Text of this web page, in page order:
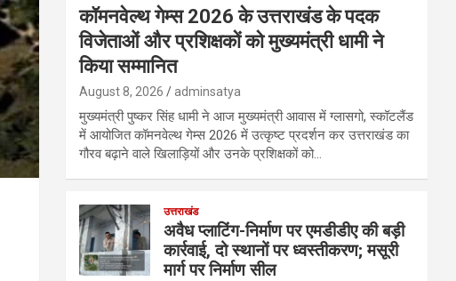
कॉमनवेल्थ गेम्स 2026 के उत्तराखंड के पदक
विजेताओं और प्रशिक्षकों को मुख्यमंत्री धामी ने
किया सम्मानित
August 8, 2026 adminsatya
मुख्यमंत्री पुष्कर सिंह धामी ने आज मुख्यमंत्री आवास में ग्लासगो, स्कॉटलैंड
में आयोजित कॉमनवेल्थ गेम्स 2026 में उत्कृष्ट प्रदर्शन कर उत्तराखंड का
गौरव बढ़ाने वाले खिलाड़ियों और उनके प्रशिक्षकों को…
उत्तराखंड
अवैध प्लाटिंग-निर्माण पर एमडीडीए की बड़ी
कार्रवाई, दो स्थानों पर ध्वस्तीकरण; मसूरी
मार्ग पर निर्माण सील